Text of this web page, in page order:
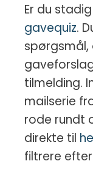
Er du
gavequiz.
spørgsmål,
tilmelding.
mailserie
rode rundt
direkte til
filtrere